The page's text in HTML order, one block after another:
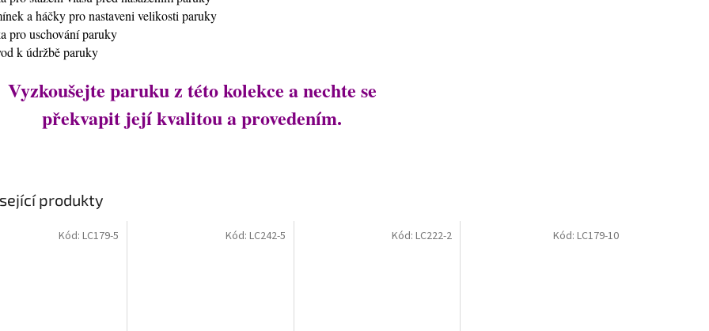
produkty
Kód: LC179-5 Kód: LC242-5 Kód:LC222-2 Kód: LC179-10
a háčky pro nastaveni velikosti paruky
pro uschování paruky
k údržbě paruky
Vyzkoušejte paruku z této kolekce a nechte se
překvapit její kvalitou a provedením.